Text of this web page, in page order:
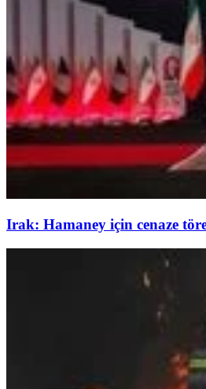
Irak: Hamaney için cenaze